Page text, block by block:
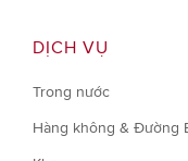
DỊCH VỤ
Trong nước
Hàng không & Đường